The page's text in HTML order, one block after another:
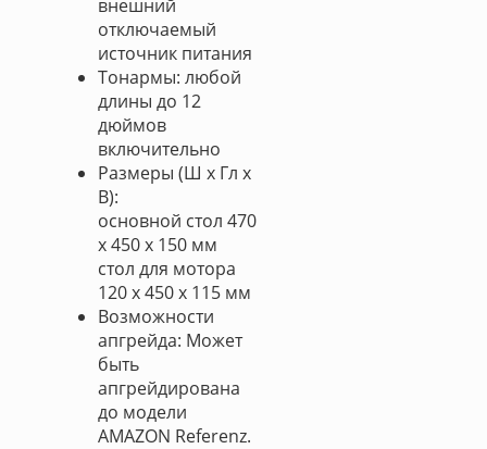
внешний
отключаемый
источник питания
Тонармы: любой
длины до 12
дюймов
включительно
Размеры (Ш х Гл х
В):
основной стол 470
x 450 x 150 мм
стол для мотора
120 x 450 x 115 мм
Возможности
апгрейда: Может
быть
апгрейдирована
до модели
AMAZON Referenz.